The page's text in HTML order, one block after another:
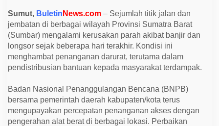
u
s
a
k
A
k
i
b
a
a
n
i
Sumut, Buletin News.com – Sejumlah titik jalan dan
jembatan di berbagai wilayah Provinsi Sumatra Barat
(Sumbar) mengalami kerusakan parah akibat banjir dan
longsor sejak beberapa hari terakhir. Kondisi ini
menghambat penanganan darurat, terutama dalam
pendistribusian bantuan kepada masyarakat terdampak.
Badan Nasional Penanggulangan Bencana (BNPB)
bersama pemerintah daerah kabupaten/kota terus
mengupayakan percepatan penanganan akses dengan
pengerahan alat berat di berbagai lokasi. Perbaikan